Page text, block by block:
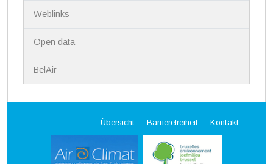
Weblinks
Open data
BelAir
Übersicht Barrierefreiheit Kontakt